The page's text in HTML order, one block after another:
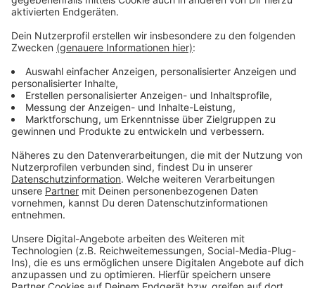
Verpass' nichts mehr - mit unserem kostenlosen
ANTENNE BAYERN Newsletter. Ob Nachrichten,
Lifestyle oder unsere neuesten Aktionen - wir
informieren dich.
Zum Newsletter anmelden
Du möchtest uns etwas sagen?
Studio Hotline
Kontaktformular